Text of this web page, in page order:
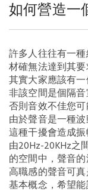
如何營
視聽音
如何營造一
許多人往往有一
材確無法達到其要
其實大家應該有
非該空間是個隔
否則音效不佳您
由於聲音是一種
這種干擾會造成
由20Hz-20KHz之
的空間中，聲音
高職感的聲音可
基本概念，希望